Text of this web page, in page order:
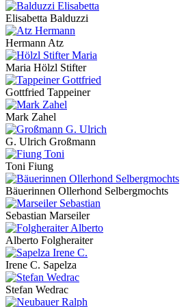
Elisabetta Balduzzi
Hermann Atz
Maria Hölzl Stifter
Gottfried Tappeiner
Mark Zahel
G. Ulrich Großmann
Toni Fiung
Bäuerinnen Ollerhond Selbergmochts
Sebastian Marseiler
Alberto Folgheraiter
Irene C. Sapelza
Stefan Wedrac